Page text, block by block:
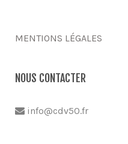
MENTIONS LÉGALES
NOUS CONTACTER
info@cdv50.fr